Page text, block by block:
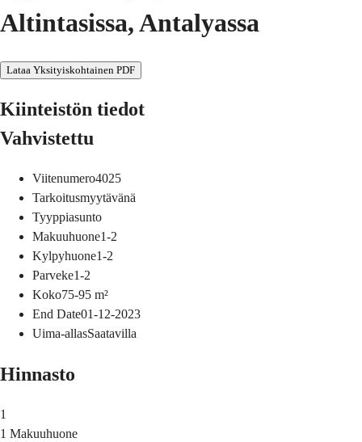
Altintasissa, Antalyassa
Lataa Yksityiskohtainen PDF
Kiinteistön tiedot
Vahvistettu
Viitenumero4025
Tarkoitusmyytävänä
Tyyppiasunto
Makuuhuone1-2
Kylpyhuone1-2
Parveke1-2
Koko75-95 m²
End Date01-12-2023
Uima-allasSaatavilla
Hinnasto
1
1 Makuuhuone